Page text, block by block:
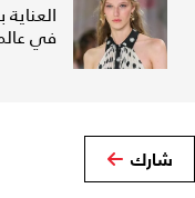
في
شارك